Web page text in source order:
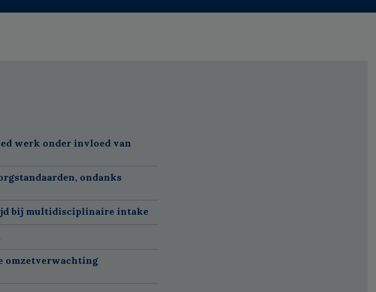
werk onder invloed van
ondanks
bij multidisciplinaire intake
omzetverwachting